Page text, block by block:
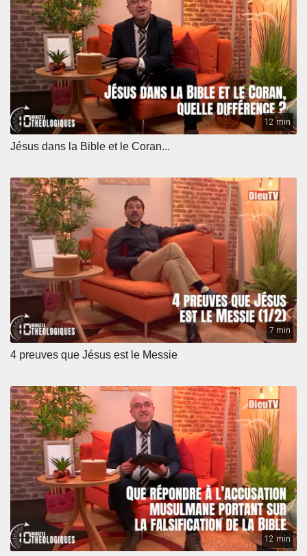
12 min
Jésus dans la Bible et le Coran...
7 min
4 preuves que Jésus est le Messie
12 min